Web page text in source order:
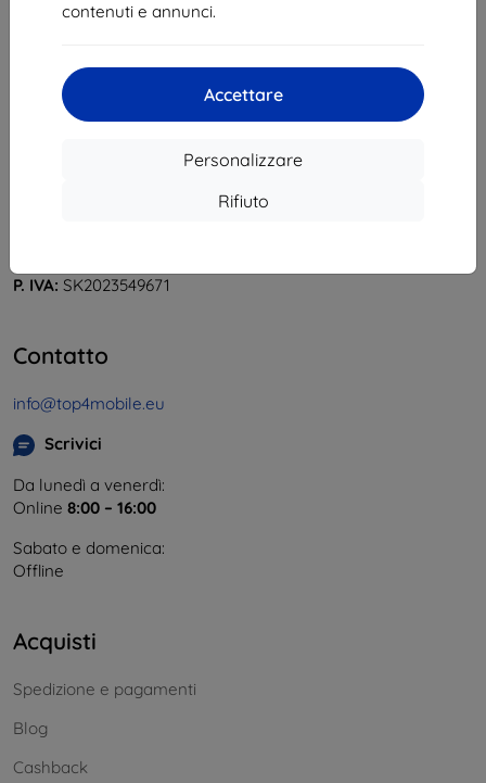
contenuti e annunci.
Accettare
Personalizzare
Rifiuto
Via Rudolfa Mocka 3750/2A
P. IVA: SK2023549671
Contatto
info@top4mobile.eu
Scrivici
Da lunedì a venerdì:
Online 8:00 – 16:00
Sabato e domenica:
Offline
Acquisti
Spedizione e pagamenti
Blog
Cashback